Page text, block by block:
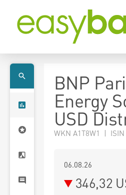
BNP
Energy
USD
WKN A1T8W1 |
06.08.26
346,32